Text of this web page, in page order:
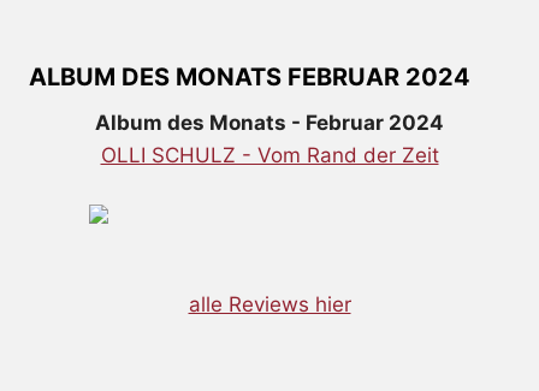
ALBUM DES MONATS FEBRUAR 2024
Album des Monats - Februar 2024
OLLI SCHULZ - Vom Rand der Zeit
alle Reviews hier